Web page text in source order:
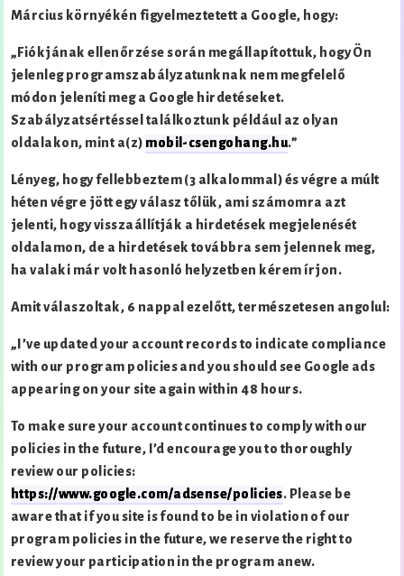
Március környékén figyelmeztetett a Google, hogy:
„Fiókjának ellenőrzése során megállapítottuk, hogy Ön
jelenleg programszabályzatunknak nem megfelelő
módon jeleníti meg a Google hirdetéseket.
Szabályzatsértéssel találkoztunk például az olyan
oldalakon, mint a(z) mobil-csengohang.hu.”
Lényeg, hogy fellebbeztem (3 alkalommal) és végre a múlt
héten végre jött egy válasz tőlük, ami számomra azt
jelenti, hogy visszaállítják a hirdetések megjelenését
oldalamon, de a hirdetések továbbra sem jelennek meg,
ha valaki már volt hasonló helyzetben kérem írjon.
Amit válaszoltak, 6 nappal ezelőtt, természetesen angolul:
„I’ve updated your account records to indicate compliance
with our program policies and you should see Google ads
appearing on your site again within 48 hours.
To make sure your account continues to comply with our
policies in the future, I’d encourage you to thoroughly
review our policies:
https://www.google.com/adsense/policies. Please be
aware that if you site is found to be in violation of our
program policies in the future, we reserve the right to
review your participation in the program anew.